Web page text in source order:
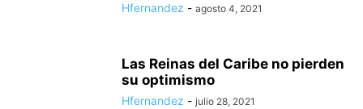
Hfernandez - agosto 4, 2021
Las Reinas del Caribe no pierden
su optimismo
Hfernandez - julio 28, 2021